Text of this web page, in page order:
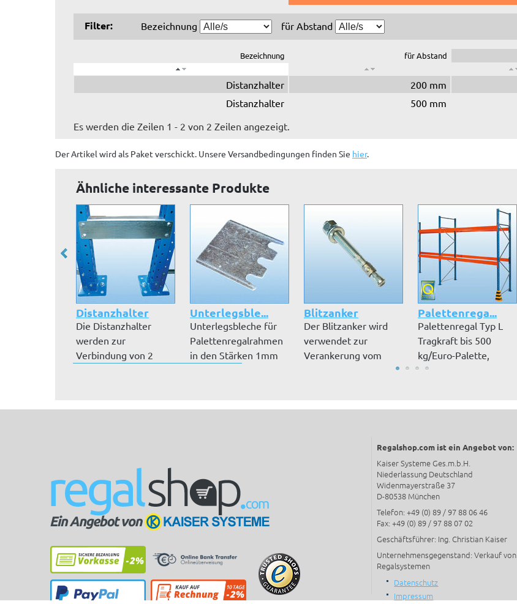
Filter: Bezeichnung für Abstand
Bezeichnung für Abstand
Distanzhalter 200 mm
Distanzhalter
500 mm
Es werden die Zeilen 1 - 2 von 2 Zeilen angezeigt.
Der Artikel wirdals Paket verschickt. Unsere Versandbedingungen finden Sie hier.
Ähnliche interessante Produkte
Distanzhalter
Die Distanzhalter
werden zur
Verbindung von 2
Unterlegsble...
Unterlegsbleche für
Palettenregalrahmen
in den Stärken 1mm
Blitzanker
Der Blitzanker wird
verwendet zur
Verankerung vom
Palettenrega...
Palettenregal Typ L
Tragkraft bis 500
kg/Euro-Palette,
Regale werde...
Regalshop.com ist ein Angebot von:
Kaiser Systeme Ges.m.b.H.
Niederlassung Deutschland
Widenmayerstraße 37
D-80538 München
Telefon: +49 (0) 89 / 97 88 06 46
Fax: +49 (0) 89 / 97 88 07 02
Geschäftsführer: Ing. Christian Kaiser
Unternehmensgegenstand: Verkauf von
Regalsystemen
Datenschutz
Impressum